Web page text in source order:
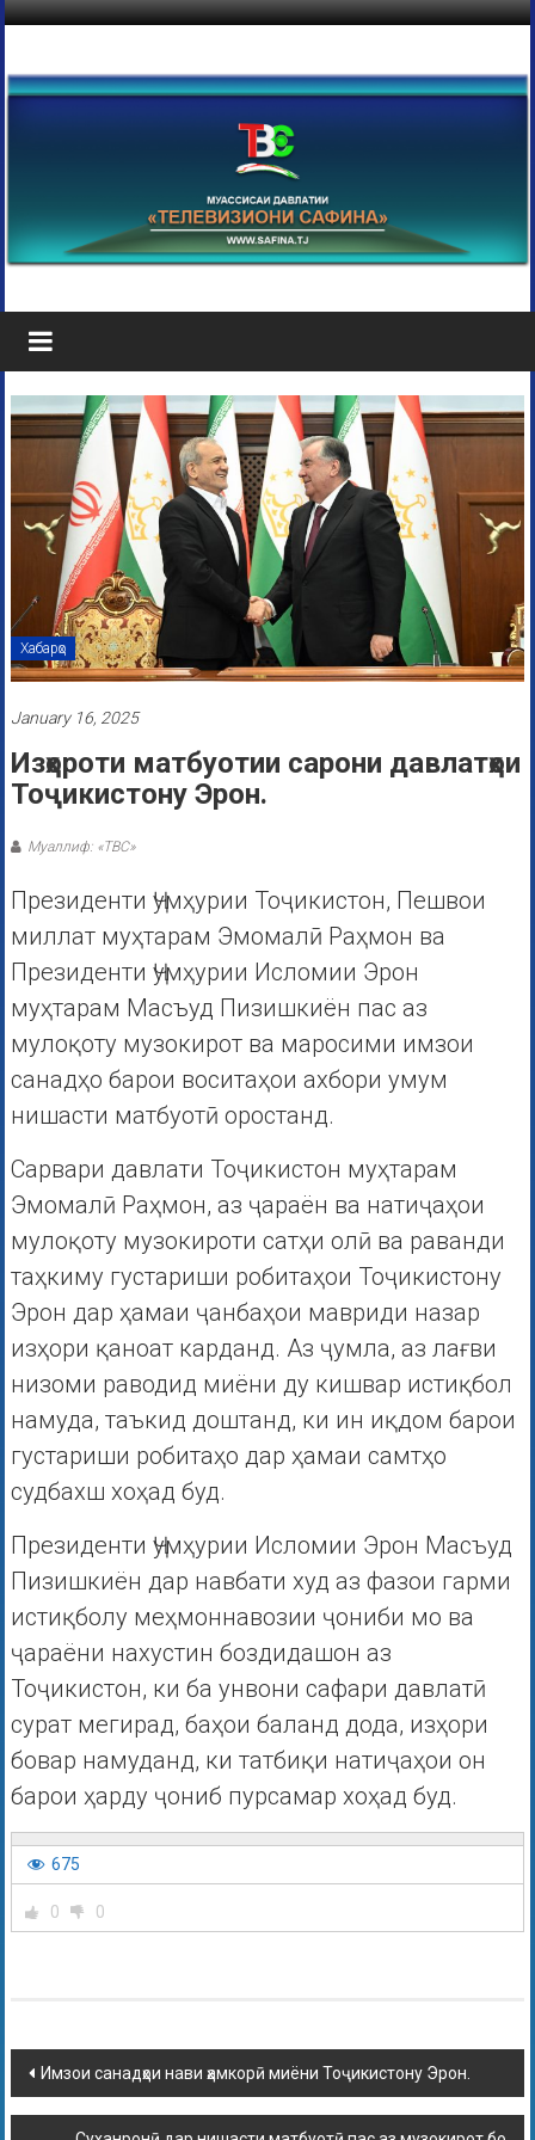
Хабарҳо
January 16, 2025
Изҳороти матбуотии сарони давлатҳои
Тоҷикистону Эрон.
Муаллиф: «ТВС»
Президенти Ҷумҳурии Тоҷикистон, Пешвои
миллат муҳтарам Эмомалӣ Раҳмон ва
Президенти Ҷумҳурии Исломии Эрон
муҳтарам Масъуд Пизишкиён пас аз
мулоқоту музокирот ва маросими имзои
санадҳо барои воситаҳои ахбори умум
нишасти матбуотӣ оростанд.
Сарвари давлати Тоҷикистон муҳтарам
Эмомалӣ Раҳмон, аз ҷараён ва натиҷаҳои
мулоқоту музокироти сатҳи олӣ ва раванди
таҳкиму густариши робитаҳои Тоҷикистону
Эрон дар ҳамаи ҷанбаҳои мавриди назар
изҳори қаноат карданд. Аз ҷумла, аз лағви
низоми раводид миёни ду кишвар истиқбол
намуда, таъкид доштанд, ки ин иқдом барои
густариши робитаҳо дар ҳамаи самтҳо
судбахш хоҳад буд.
Президенти Ҷумҳурии Исломии Эрон Масъуд
Пизишкиён дар навбати худ аз фазои гарми
истиқболу меҳмоннавозии ҷониби мо ва
ҷараёни нахустин боздидашон аз
Тоҷикистон, ки ба унвони сафари давлатӣ
сурат мегирад, баҳои баланд дода, изҳори
бовар намуданд, ки татбиқи натиҷаҳои он
барои ҳарду ҷониб пурсамар хоҳад буд.
675
0 0
Имзои санадҳои нави ҳамкорӣ миёни Тоҷикистону Эрон.